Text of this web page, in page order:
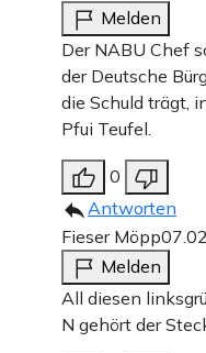
Melden
Der NABU Chef
der Deutsche
die Schuld trägt,
Pfui Teufel.
0
Antworten
Fieser Möpp
Melden
All diesen
N gehört der